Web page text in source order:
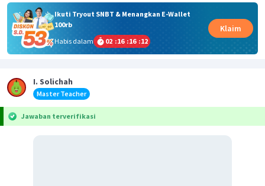
Ikuti Tryout SNBT & Menangkan E-Wallet
100rb
Habis dalam
02 :16 :16 :12
Klaim
I. Solichah
Master Teacher
Jawaban terverifikasi